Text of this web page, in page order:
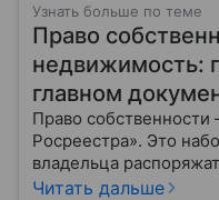
Узнать больше по теме
Право
недвижимость:
главном
Право
Росреестра». Это
владельца
участком: жить,
Читать дальше